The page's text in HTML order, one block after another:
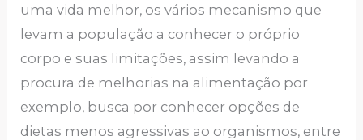
uma vida melhor, os vários mecanismo que
levam a população a conhecer o próprio
corpo e suas limitações, assim levando a
procura de melhorias na alimentação por
exemplo, busca por conhecer opções de
dietas menos agressivas ao organismos, entre